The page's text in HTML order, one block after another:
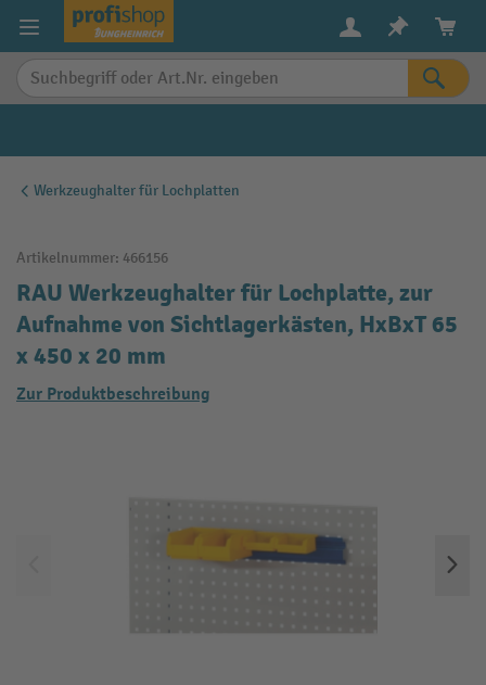
springen
Werkzeughalter für Lochplatten
Artikelnummer: 466156
RAU Werkzeughalter für Lochplatte, zur
Aufnahme von Sichtlagerkästen, HxBxT 65
x 450 x 20 mm
Zur Produktbeschreibung